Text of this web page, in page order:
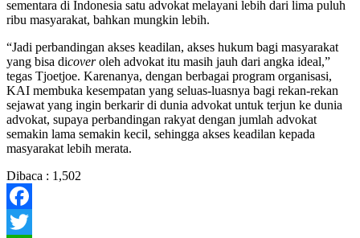
sementara di Indonesia satu advokat melayani lebih dari lima puluh
ribu masyarakat, bahkan mungkin lebih.
“Jadi perbandingan akses keadilan, akses hukum bagi masyarakat
yang bisa dicoveroleh advokat itu masih jauh dari angka ideal,”
tegas Tjoetjoe. Karenanya, dengan berbagai program organisasi,
KAI membuka kesempatan yang seluas-luasnya bagi rekan-rekan
sejawat yang ingin berkarir di dunia advokat untuk terjun ke dunia
advokat, supaya perbandingan rakyat dengan jumlah advokat
semakin lama semakin kecil, sehingga akses keadilan kepada
masyarakat lebih merata.
Dibaca : 1,502
Facebook